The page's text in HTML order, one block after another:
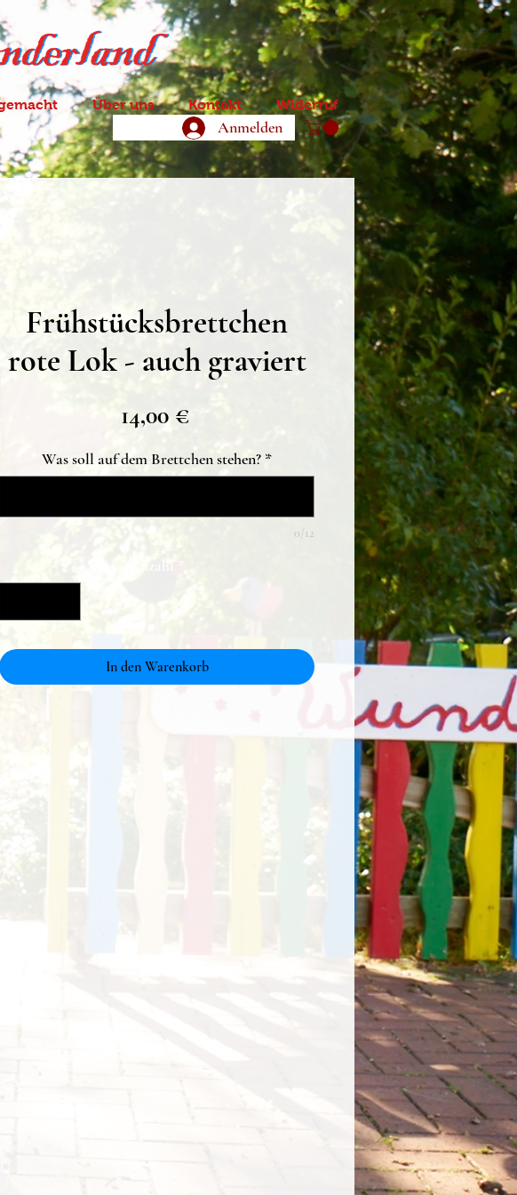
Anmelden
Über uns Kontakt Widerruf
Frühstücksbrettchen
rote Lok - auch graviert
14,00 €Preis
Was soll auf dem Brettchen stehen? *
0/12
*
In den Warenkorb